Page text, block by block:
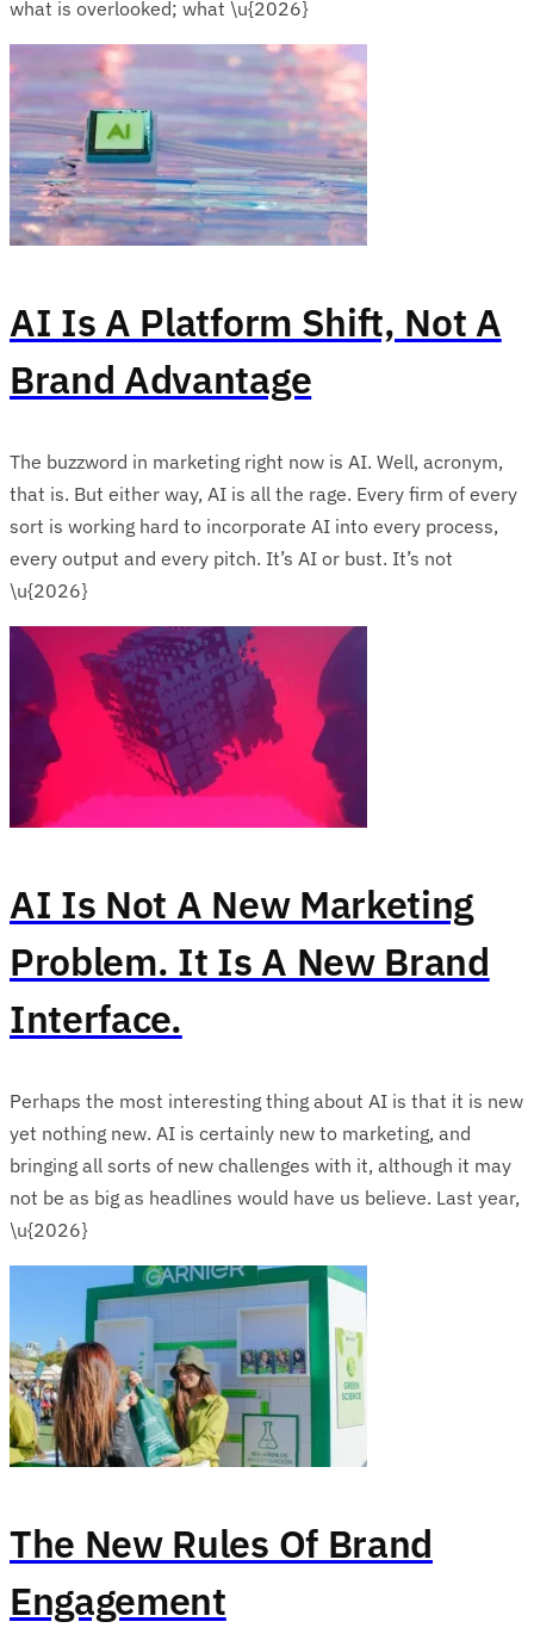
what is overlooked; what \u{2026}
AI Is A Platform Shift, Not A
Brand Advantage
The buzzword in marketing right now is AI. Well, acronym,
that is. But either way, AI is all the rage. Every firm of every
sort is working hard to incorporate AI into every process,
every output and every pitch. It’s AI or bust. It’s not
\u{2026}
AI Is Not A New Marketing
Problem. It Is A New Brand
Interface.
Perhaps the most interesting thing about AI is that it is new
yet nothing new. AI is certainly new to marketing, and
bringing all sorts of new challenges with it, although it may
not be as big as headlines would have us believe. Last year,
\u{2026}
The New Rules Of Brand
Engagement